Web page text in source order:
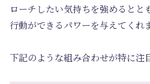
ローチしたい気持ちを強めるとと
行動ができるパワーを与えてくれ
下記のような組み合わせが特に注